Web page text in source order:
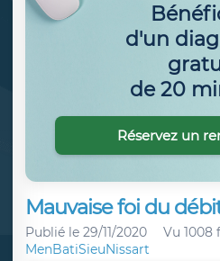
Mauvaise foi du
Publié le 29/11/2020 Vu 1008
MenBatiSieuNissart
d'un
de 20
Réservez un